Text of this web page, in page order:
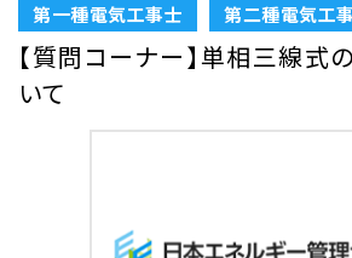
第一種電気工事士 第二種電気工
【質問コーナー】単相三線式
いて